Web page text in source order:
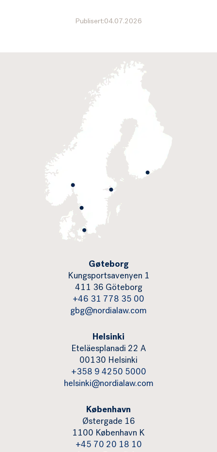
Publisert:04.07.2026
Gøteborg
Kungsportsavenyen 1
411 36 Göteborg
+46 31 778 35 00
gbg@nordialaw.com
Helsinki
Eteläesplanadi 22 A
00130 Helsinki
+358 9 4250 5000
helsinki@nordialaw.com
København
Østergade 16
1100 København K
+45 70 20 18 10